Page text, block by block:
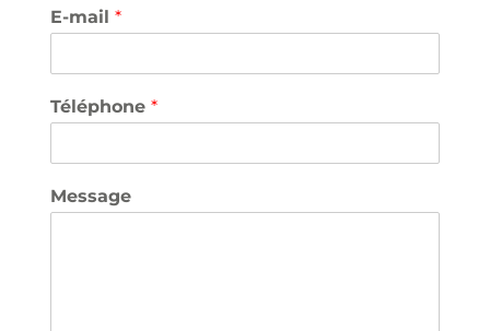
r
é
m
E-mail *
Téléphone *
Message